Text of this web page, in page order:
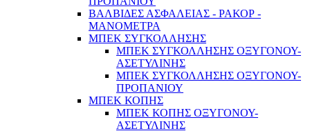
ΒΑΛΒΙΔΕΣ ΑΣΦΑΛΕΙΑΣ - ΡΑΚΟΡ -
ΜΑΝΟΜΕΤΡΑ
ΜΠΕΚ ΣΥΓΚΟΛΛΗΣΗΣ
ΜΠΕΚ ΣΥΓΚΟΛΛΗΣΗΣ ΟΞΥΓΟΝΟΥ-
ΑΣΕΤΥΛΙΝΗΣ
ΜΠΕΚ ΣΥΓΚΟΛΛΗΣΗΣ ΟΞΥΓΟΝΟΥ-
ΠΡΟΠΑΝΙΟΥ
ΜΠΕΚ ΚΟΠΗΣ
ΜΠΕΚ ΚΟΠΗΣ ΟΞΥΓΟΝΟΥ-
ΑΣΕΤΥΛΙΝΗΣ